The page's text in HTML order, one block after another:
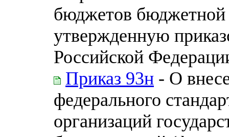
бюджетов бюджетной
утвержденную
Российской
Приказ 93н - О
федерального
организаций